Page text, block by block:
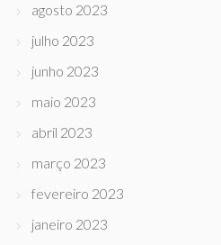
agosto 2023
julho 2023
junho 2023
maio 2023
abril 2023
março 2023
fevereiro 2023
janeiro 2023